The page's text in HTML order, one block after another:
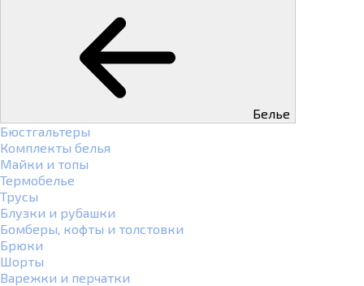
Белье
Бюстгальтеры
Комплекты белья
Майки и топы
Термобелье
Трусы
Блузки и рубашки
Бомберы, кофты и толстовки
Брюки
Шорты
Варежки и перчатки